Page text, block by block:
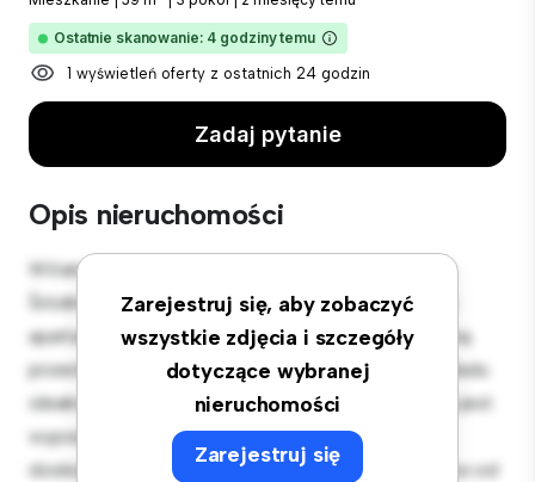
Ostatnie skanowanie: 4 godziny temu
1 wyświetleń oferty z ostatnich 24 godzin
Zadaj pytanie
Opis nieruchomości
Zarejestruj się, aby zobaczyć
wszystkie zdjęcia i szczegóły
dotyczące wybranej
nieruchomości
Zarejestruj się
Witamy w Twojej nowej miejskiej oazie w Toruńska,
Śródmieście, Gdańsk, pomorskie! Ten nowoczesny
apartament z 3 sypialniami oferuje stylową i przytulną
przestrzeń do zamieszkania. Otwarta koncepcja układu
idealnie nadaje się do rozrywki, a elegancka kuchnia jest
wyposażona w najwyższej jakości sprzęt. Dzięki
doskonałej lokalizacji będziesz zaledwie kilka kroków od